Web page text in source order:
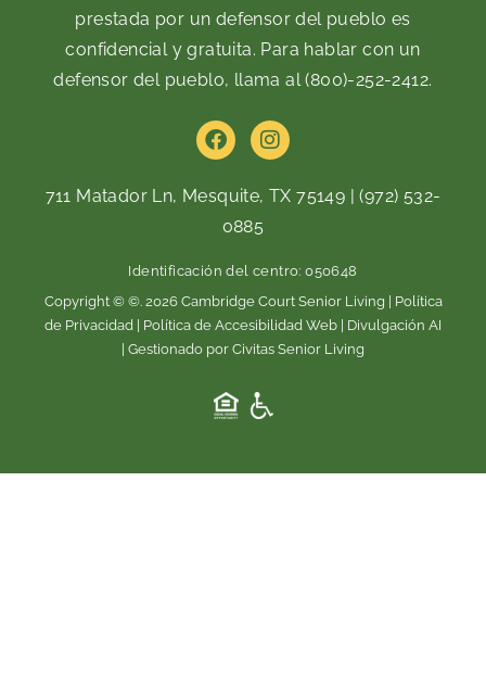
prestada por un defensor del pueblo es
confidencial y gratuita. Para hablar con un
defensor del pueblo, llama al(800)-252-2412.
F
a
e
b
o
k
I
n
t
a
m
711 Matador Ln, Mesquite, TX 75149 |(972) 532-
0885
Identificación del centro: 050648
Copyright © ©. 2026 Cambridge Court Senior Living | Política
de Privacidad
Política de Accesibilidad Web
Divulgación AI
| Gestionado por Civitas Senior Living